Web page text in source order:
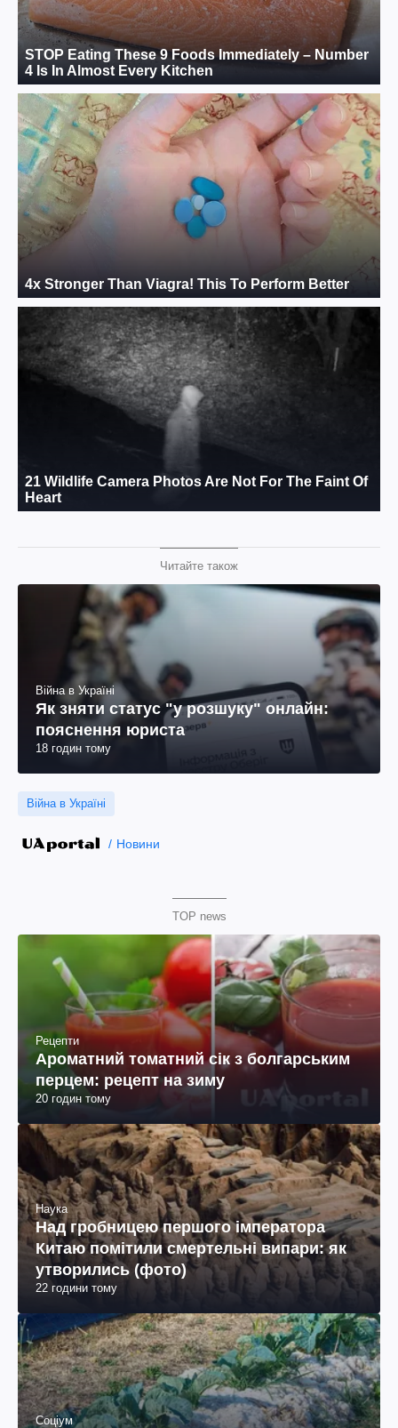
Читайте також
Війна в Україні
Як зняти статус "у розшуку" онлайн:
пояснення юриста
18 годин тому
Війна в Україні
Новини
TOP news
Рецепти
Ароматний томатний сік з болгарським
перцем: рецепт на зиму
20 годин тому
Наука
Над гробницею першого імператора
Китаю помітили смертельні випари: як
утворились (фото)
22 години тому
Соціум